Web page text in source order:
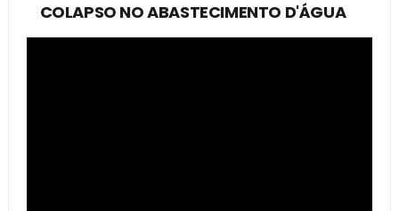
COLAPSO NO ABASTECIMENTO D'ÁGUA